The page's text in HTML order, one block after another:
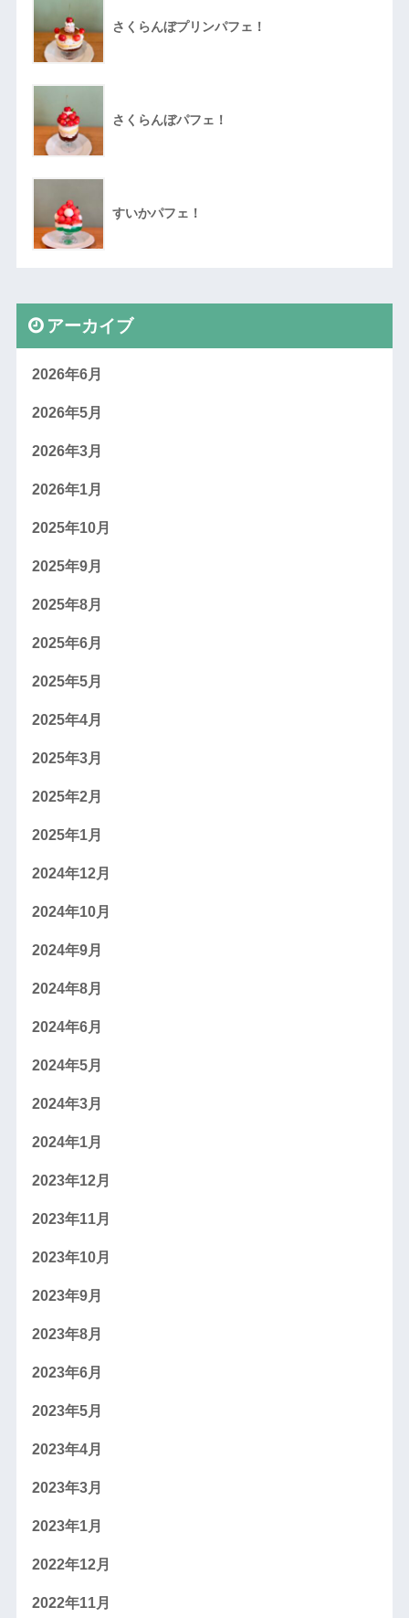
さくらんぼプリンパフェ！
さくらんぼパフェ！
すいかパフェ！
アーカイブ
2026年6月
2026年5月
2026年3月
2026年1月
2025年10月
2025年9月
2025年8月
2025年6月
2025年5月
2025年4月
2025年3月
2025年2月
2025年1月
2024年12月
2024年10月
2024年9月
2024年8月
2024年6月
2024年5月
2024年3月
2024年1月
2023年12月
2023年11月
2023年10月
2023年9月
2023年8月
2023年6月
2023年5月
2023年4月
2023年3月
2023年1月
2022年12月
2022年11月